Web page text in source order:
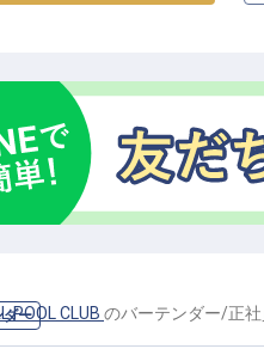
アップに貢献します。
て優遇します
れる】
、いずれは会社の中心メンバ
越し補助】
、DJによるチルなハウスミ
り、愛犬と一緒にのんびり
ダー
POOL CLUB のバーテンダー/正社